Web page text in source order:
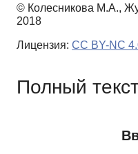
© Колесникова М.А.,
2018
Лицензия: CC BY-NC
Полный